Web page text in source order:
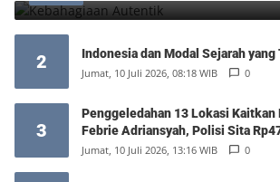
2 Indonesia dan Modal Sejarah
Jumat, 10 Juli 2026, 08:18 WIB 0
3
Penggeledahan 13 Lokasi Kaitkan
Febrie Adriansyah, Polisi Sita
Emas
Jumat, 10 Juli 2026, 13:16 WIB 0